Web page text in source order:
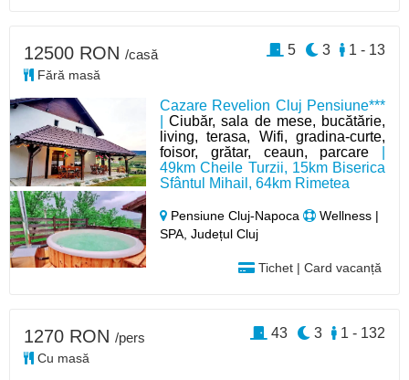
Cazare Revelion Cluj Pensiune***
|Ciubăr, sala de mese, bucătărie,
living, terasa, Wifi, gradina-curte,
foisor, grătar, ceaun, parcare
49km Cheile Turzii, 15km Biserica
Sfântul Mihail, 64km Rimetea
Pensiune Cluj-Napoca
Wellness |
SPA, Județul Cluj
Tichet | Card vacanță
12500 RON /casă
Fără masă
1 - 13
3
5
1270 RON /pers
Cu masă
1 - 132
3
43